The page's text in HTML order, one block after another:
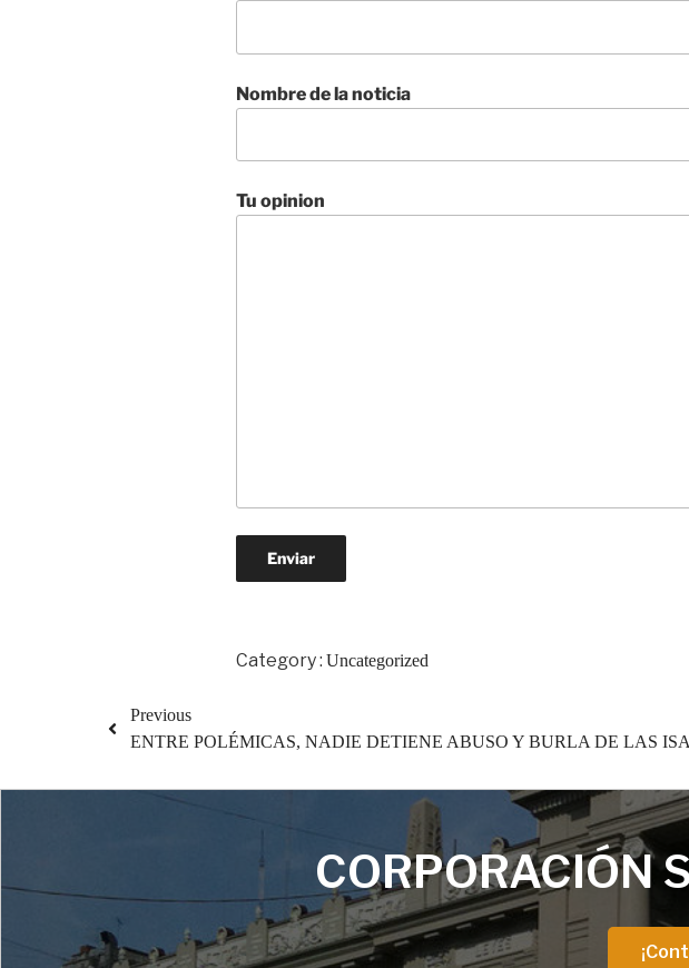
Nombre de la noticia
Tu opinion
Category : Uncategorized
Previous
ENTRE POLÉMICAS, NADIE DETIENE ABUSO Y BURLA DE LAS
CORPORACIÓN